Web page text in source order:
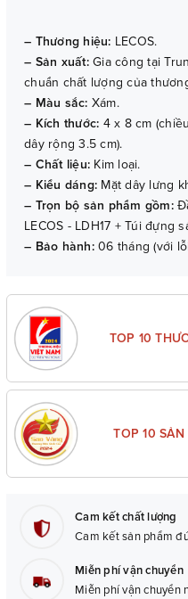
– Thương hiệu: LECOS.
– Sản xuất: Gia công tại
chuẩn chất lượng của
– Màu sắc: Xám.
– Kích thước: 4 x 8 cm
dây rộng 3.5 cm).
– Chất liệu: Kim loại.
– Kiểu dáng: Mặt dây lưng
– Trọn bộ sản phẩm gồm:
LECOS - LDH17 + Túi đựng
– Bảo hành: 06 tháng (với
TOP 10
TOP 10
Cam kết chất lượng
Cam kết sản phẩm
Miễn phí vận chuyển
Miễn phí vận chuyển